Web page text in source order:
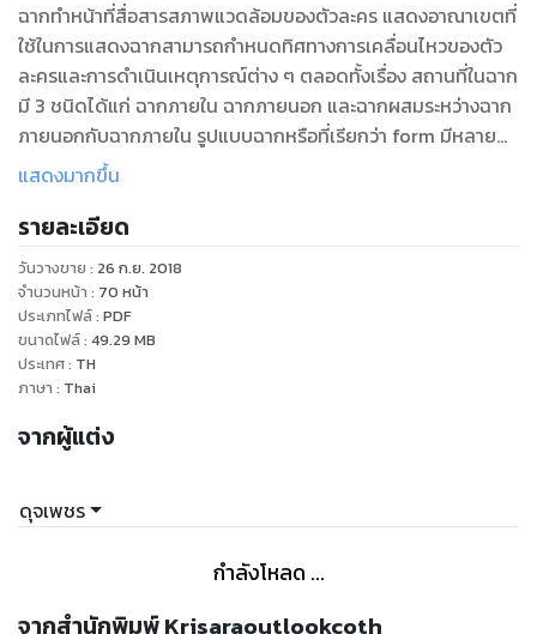
ฉากทำหน้าที่สื่อสารสภาพแวดล้อมของตัวละคร แสดงอาณาเขตที่
ใช้ในการแสดงฉากสามารถกำหนดทิศทางการเคลื่อนไหวของตัว
ละครและการดำเนินเหตุการณ์ต่าง ๆ ตลอดทั้งเรื่อง สถานที่ในฉาก
มี 3 ชนิดได้แก่ ฉากภายใน ฉากภายนอก และฉากผสมระหว่างฉาก
ภายนอกกับฉากภายใน รูปแบบฉากหรือที่เรียกว่า form มีหลาย
ลักษณะ ที่นิยมใช้กัน
skeleton, และ simultaneous scene setting เป็นต้น
รูปแบบฉากจะถูกนำไปใช้กับสไตล์ของฉากที่เป็นภาพฉาก วัตถุ
สิ่งของ และบรรยากาศรวมประกอบกันที่สามารถสื่อความหมายใน
รูปแบบการนำเสนอเหตุการณ์บนเวทีแก่ผู้ชม สไตล์ของฉากที่
สำคัญ เช่น naturalism, realism, selective realism, pictorial
realism, simplified realism, symbolism, expressionism,
theatricalism เป็นต้น
เข้าใจแนวการนำเสนอได้สะดวกรวดเร็วขึ้นโดยมิต้องอธิบายความ
ให้ยุ่งยากซับซ้อน และโดยปรกติฉากสไตล์ต่าง ๆ จะมีรูปแบบ
โครงสร้างฉากปรากฏผสมผสานกันอยู่หลาย ๆ รูปแบบได้ตามที่ผู้
แสดงมากขึ้น
รายละเอียด
วันวางขาย : 26 ก.ย. 2018
จำนวนหน้า : 70 หน้า
ประเภทไฟล์: PDF
ขนาดไฟล์: 49.29 MB
ประเทศ: TH
ภาษา : Thai
จากผู้แต่ง
ดุจเพชร
กำลังโหลด ...
จากสำนักพิมพ์ Krisaraoutlookcoth